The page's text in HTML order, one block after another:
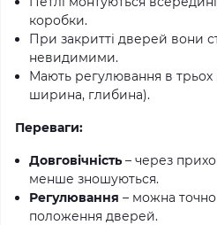
коробки.
При закритті дверей вони
невидимими.
Мають регулювання в
ширина, глибина).
Переваги:
Довговічність – через
менше зношуються.
Регулювання – можна
положення дверей.